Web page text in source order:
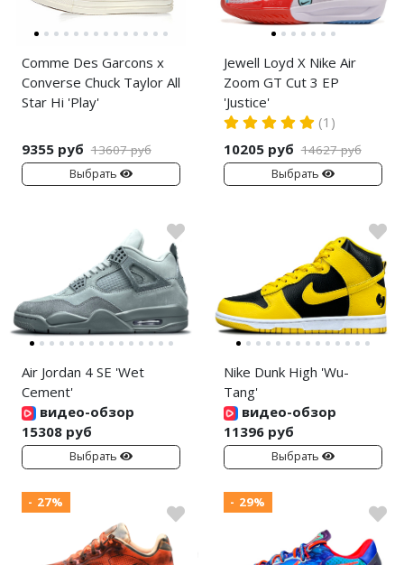
Comme Des Garcons x
Converse Chuck Taylor All
Star Hi 'Play'
9355 руб 13607 руб
Выбрать
Jewell Loyd X Nike Air
Zoom GT Cut 3 EP
'Justice'
(1)
10205 руб 14627 руб
Выбрать
Air Jordan 4 SE 'Wet
Cement'
видео-обзор
15308 руб
Выбрать
Nike Dunk High 'Wu-
Tang'
видео-обзор
11396 руб
Выбрать
- 27% - 29%